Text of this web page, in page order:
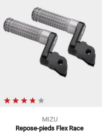
MIZU
Repose-pieds Flex Race